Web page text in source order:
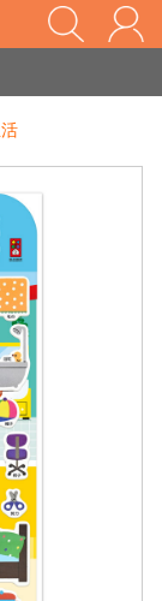
家長樂了!「風車書版集團暨FOOD超人企業總部」目前正興建中!
說明』
說明』